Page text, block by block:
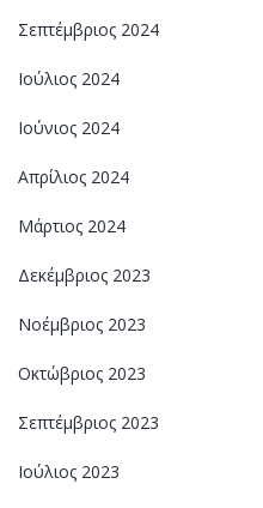
Σεπτέμβριος 2024
Ιούλιος 2024
Ιούνιος 2024
Απρίλιος 2024
Μάρτιος 2024
Δεκέμβριος 2023
Νοέμβριος 2023
Οκτώβριος 2023
Σεπτέμβριος 2023
Ιούλιος 2023